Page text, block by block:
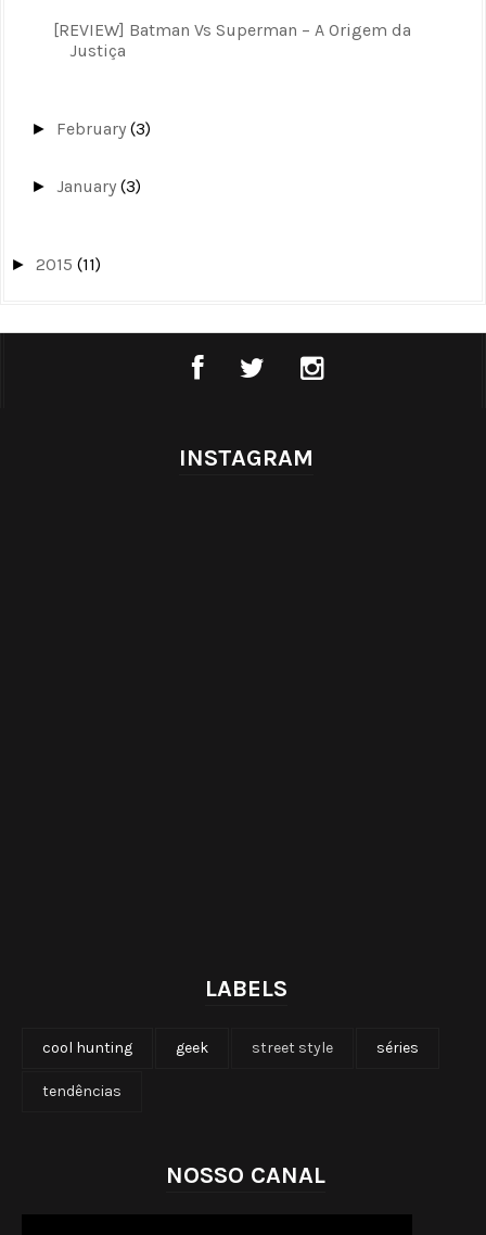
[REVIEW] Batman Vs Superman – A Origem da
Justiça
► February(3)
►January(3)
► 2015 (11)
INSTAGRAM
LABELS
cool hunting geek street style séries
tendências
NOSSO CANAL